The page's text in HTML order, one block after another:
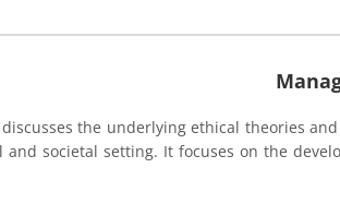
the underlying ethical theories
and societal setting. It focuses on the